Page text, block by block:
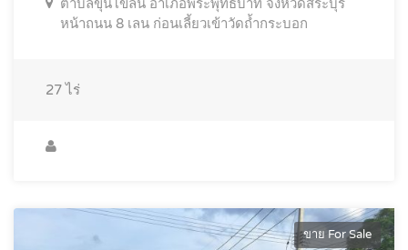
ตำบลขุนโขลน อำเภอพระพุทธบาท จังหวัดสระบุรี
หน้าถนน 8 เลน ก่อนเลี้ยวเข้าวัดถ้ำกระบอก
27 ไร่
ขาย For Sale